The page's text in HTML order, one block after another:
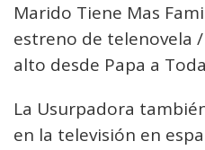
Marido Tiene Mas
estreno de telenovela
alto desde Papa a
La Usurpadora
en la televisión en